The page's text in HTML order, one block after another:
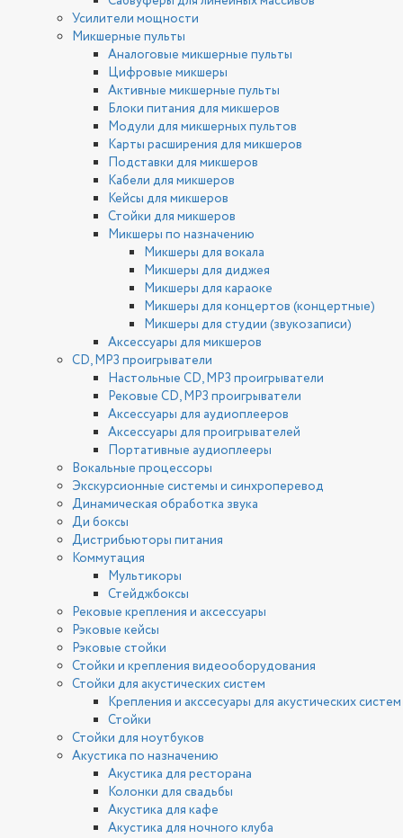
Усилители мощности
Микшерные пульты
Аналоговые микшерные пульты
Цифровые микшеры
Активные микшерные пульты
Блоки питания для микшеров
Модули для микшерных пультов
Карты расширения для микшеров
Подставки для микшеров
Кабели для микшеров
Кейсы для микшеров
Стойки для микшеров
Микшеры по назначению
Микшеры для вокала
Микшеры для диджея
Микшеры для караоке
Микшеры для концертов (концертные)
Микшеры для студии (звукозаписи)
Аксессуары для микшеров
CD, MP3 проигрыватели
Настольные CD, MP3 проигрыватели
Рековые CD, MP3 проигрыватели
Аксессуары для аудиоплееров
Аксессуары для проигрывателей
Портативные аудиоплееры
Вокальные процессоры
Экскурсионные системы и синхроперевод
Динамическая обработка звука
Ди боксы
Дистрибьюторы питания
Коммутация
Мультикоры
Стейджбоксы
Рековые крепления и аксессуары
Рэковые кейсы
Рэковые стойки
Стойки и крепления видеооборудования
Стойки для акустических систем
Крепления и акссесуары для акустических систем
Стойки
Стойки для ноутбуков
Акустика по назначению
Акустика для ресторана
Колонки для свадьбы
Акустика для кафе
Акустика для ночного клуба